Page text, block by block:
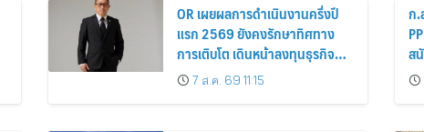
OR เผยผลการดำเนินงานครึ่งปี
แรก 2569 ยังคงรักษาทิศทาง
การเติบโต เดินหน้าลงทุนธุรกิจ
อนาคต เสริมการเติบโตระยะยาว
7 ส.ค. 69 11:15
ก.
ส